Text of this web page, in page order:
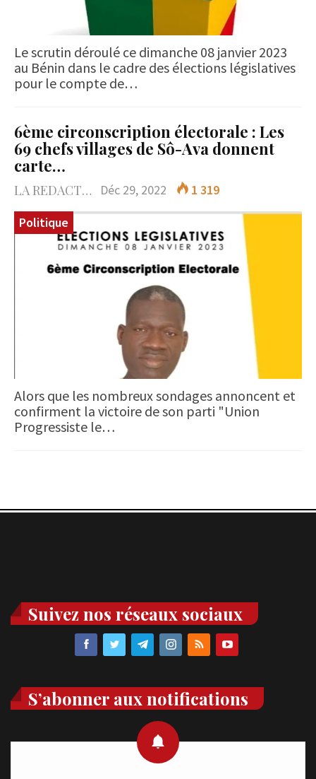
Le scrutin déroulé ce dimanche 08 janvier 2023
au Bénin dans le cadre des élections législatives
pour le compte de…
6ème circonscription électorale : Les
69 chefs villages de Sô-Ava donnent
carte…
LA REDACTION Déc 29, 2022
1 319
Politique
Alors que les nombreux sondages annoncent et
confirment la victoire de son parti "Union
Progressiste le…
Suivez nos réseaux sociaux
S’abonner aux notifications